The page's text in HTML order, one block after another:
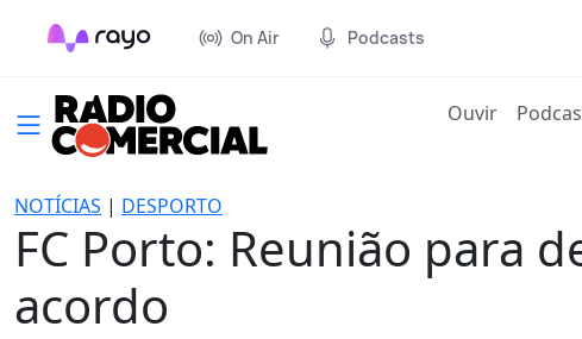
On Air Podcasts
Ouvir(current)
NOTÍCIAS | DESPORTO
FC Porto: Reunião para
acordo